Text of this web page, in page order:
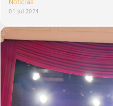
Notícias
01 jul 2024